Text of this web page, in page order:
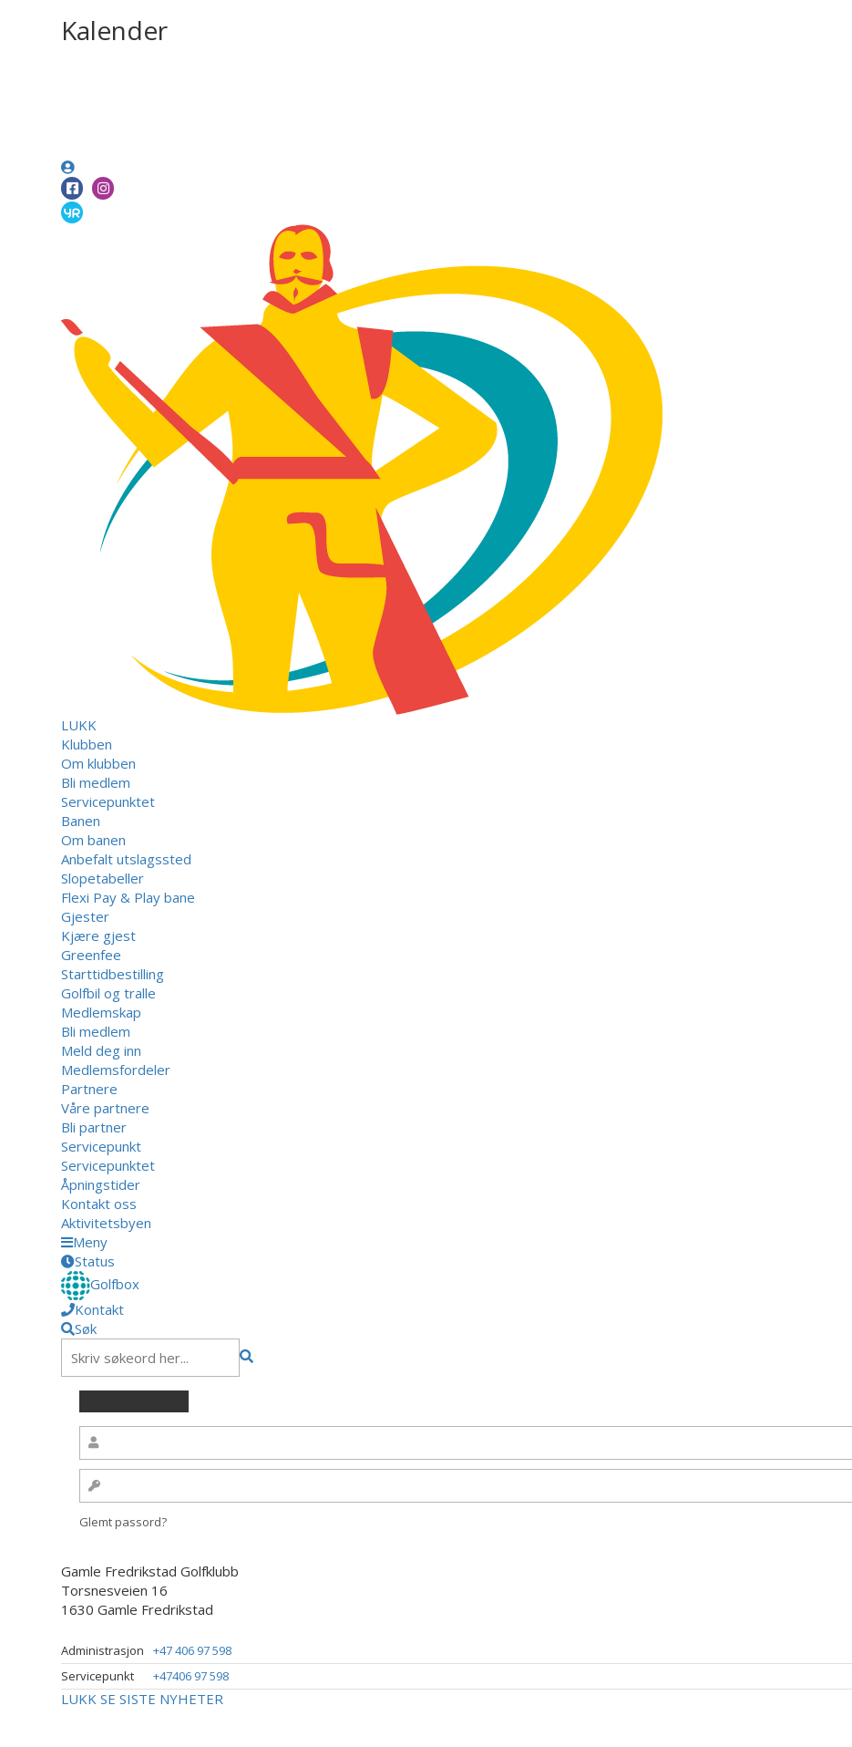
Kalender
LUKK
Klubben
Om klubben
Bli medlem
Servicepunktet
Banen
Om banen
Anbefalt utslagssted
Slopetabeller
Flexi Pay & Play bane
Gjester
Kjære gjest
Greenfee
Starttidbestilling
Golfbil og tralle
Medlemskap
Bli medlem
Meld deg inn
Medlemsfordeler
Partnere
Våre partnere
Bli partner
Servicepunkt
Servicepunktet
Åpningstider
Kontakt oss
Aktivitetsbyen
Meny
Status
Golfbox
Kontakt
Søk
Glemt passord?
Gamle Fredrikstad Golfklubb
Torsnesveien 16
1630 Gamle Fredrikstad
Administrasjon
+47 406 97 598
Servicepunkt
+47406 97 598
LUKK SE SISTE NYHETER